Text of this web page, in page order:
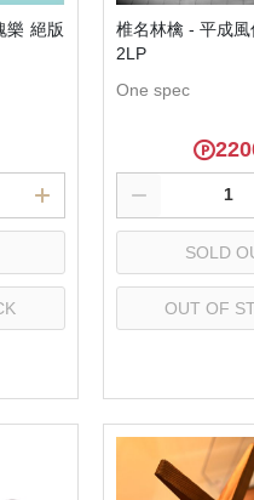
幻搖
Rock 流行搖滾
Rock 前衛搖滾
Psychedelic Rock 迷幻搖
Rock 抒情搖滾
世界
椎名林檎 - 平成
2LP
One spec
SOLD
OUT OF